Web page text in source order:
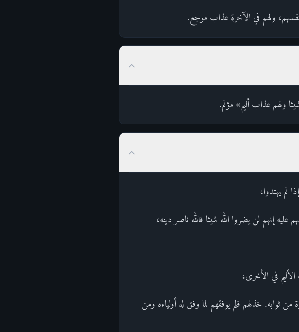
أنفسهم، ولهم في الآخرة عذاب موجع.
ولهم عذاب أليم» مؤلم.
لم يهتدوا،
إنهم لن يضروا الله شيئا فالله ناصر دينه،
في الأخرى،
ثوابه. خذلهم فلم يوفقهم لما وفق له أولياءه ومن